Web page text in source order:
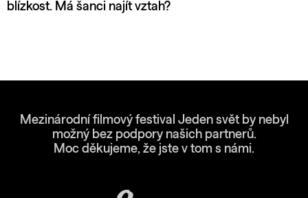
blízkost. Má šanci najít vztah?
Mezinárodní filmový festival Jeden svět by nebyl
možný bez podpory našich partnerů.
Moc děkujeme, že jste v tom s námi.